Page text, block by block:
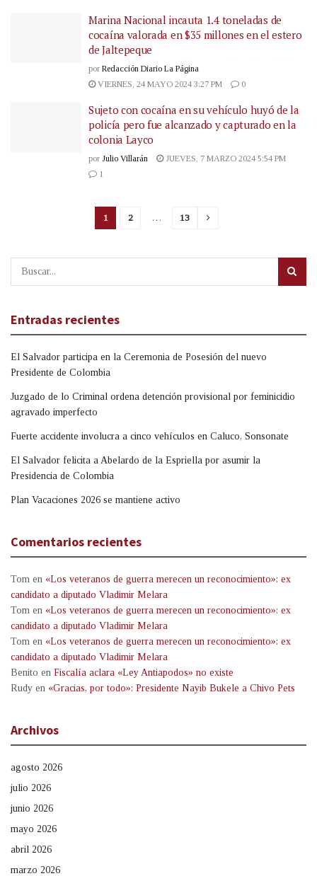
Marina Nacional incauta 1.4 toneladas de
cocaína valorada en $35 millones en el estero
de Jaltepeque
por Redacción Diario La Página
VIERNES, 24 MAYO 2024 3:27 PM
0
Sujeto con cocaína en su vehículo huyó de la
policía pero fue alcanzado y capturado en la
colonia Layco
por Julio Villarán
JUEVES, 7 MARZO 2024 5:54 PM
1
1 2 … 13
Entradas recientes
El Salvador participa en la Ceremonia de Posesión del nuevo
Presidente de Colombia
Juzgado de lo Criminal ordena detención provisional por feminicidio
agravado imperfecto
Fuerte accidente involucra a cinco vehículos en Caluco, Sonsonate
El Salvador felicita a Abelardo de la Espriella por asumir la
Presidencia de Colombia
Plan Vacaciones 2026 se mantiene activo
Comentarios recientes
Tom en «Los veteranos de guerra merecen un reconocimiento»: ex
candidato a diputado Vladimir Melara
Tom en «Los veteranos de guerra merecen un reconocimiento»: ex
candidato a diputado Vladimir Melara
Tom en «Los veteranos de guerra merecen un reconocimiento»: ex
candidato a diputado Vladimir Melara
Benito en Fiscalía aclara «Ley Antiapodos» no existe
Rudy en «Gracias, por todo»: Presidente Nayib Bukele a Chivo Pets
Archivos
agosto 2026
julio 2026
junio 2026
mayo 2026
abril 2026
marzo 2026